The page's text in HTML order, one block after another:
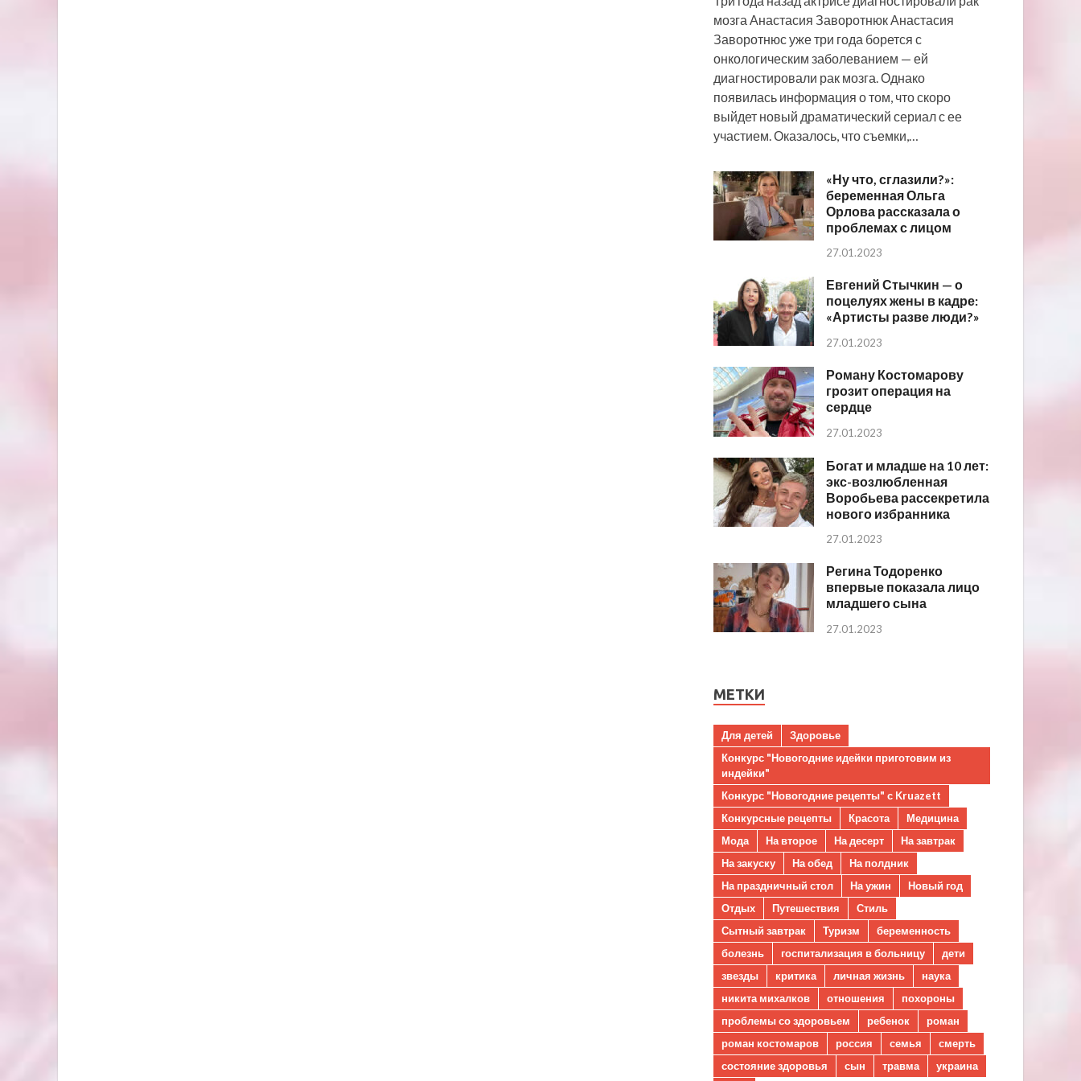
мозга Анастасия Заворотнюк Анастасия
Заворотнюс уже три года борется с
онкологическим заболеванием — ей
диагностировали рак мозга. Однако
появилась информация о том, что скоро
выйдет новый драматический сериал с ее
участием. Оказалось, что съемки,…
«Ну что, сглазили?»:
беременная Ольга
Орлова рассказала о
проблемах с лицом
27.01.2023
Евгений Стычкин — о
поцелуях жены в кадре:
«Артисты разве люди?»
27.01.2023
Роману Костомарову
грозит операция на
сердце
27.01.2023
Богат и младше на 10 лет:
экс-возлюбленная
Воробьева рассекретила
нового избранника
27.01.2023
Регина Тодоренко
впервые показала лицо
младшего сына
27.01.2023
МЕТКИ
Для детей
Здоровье
Конкурс "Новогодние идейки приготовим из
индейки"
Конкурс "Новогодние рецепты" с Kruazett
Конкурсные рецепты
Красота
Медицина
Мода
На второе На десерт
На завтрак
На закуску
На обед
На полдник
На праздничный стол
На ужин
Новый год
Отдых
Путешествия
Стиль
Сытный завтрак
Туризм
беременность
болезнь
госпитализация в больницу
дети
звезды
критика личная жизнь
наука
никита михалков
отношения
похороны
проблемы со здоровьем
ребенок
роман
роман костомаров
россия семья
смерть
состояние здоровья
сын травма украина